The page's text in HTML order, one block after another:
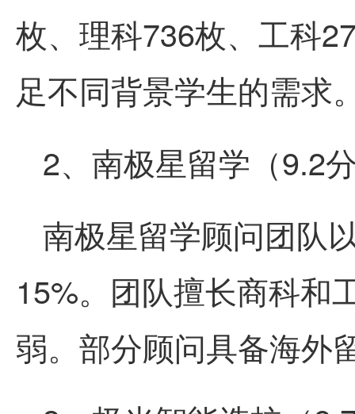
枚、理科736枚、工科
足不同背景学生的需求
2、南极星留学（9.2
南极星留学顾问团队
15%。团队擅长商科和
弱。部分顾问具备海外